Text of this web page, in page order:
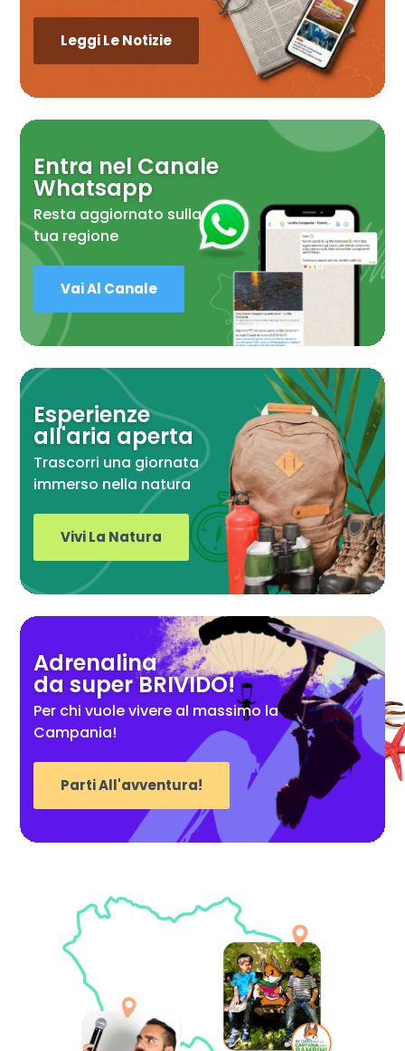
Leggi Le Notizie
Entra nel Canale
Whatsapp
Resta aggiornato sulla
tua regione
Vai Al Canale
Esperienze
all'aria aperta
Trascorri una giornata
immerso nella natura
Vivi La Natura
Adrenalina
da super BRIVIDO!
Per chi vuole vivere al massimo la
Campania!
Parti All'avventura!